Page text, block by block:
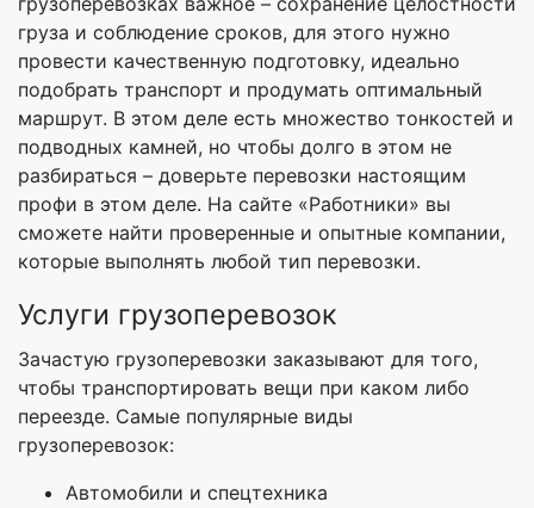
груза и соблюдение сроков, для этого нужно
провести качественную подготовку, идеально
подобрать транспорт и продумать оптимальный
маршрут. В этом деле есть множество тонкостей и
подводных камней, но чтобы долго в этом не
разбираться – доверьте перевозки настоящим
профи в этом деле. На сайте «Работники» вы
сможете найти проверенные и опытные компании,
которые выполнять любой тип перевозки.
Услуги грузоперевозок
Зачастую грузоперевозки заказывают для того,
чтобы транспортировать вещи при каком либо
переезде. Самые популярные виды
грузоперевозок:
Автомобили и спецтехника